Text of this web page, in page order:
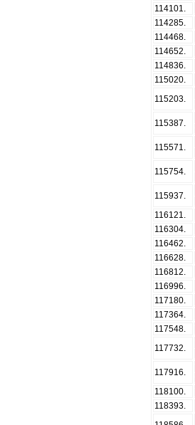
114101
114285
114468
114652
114836
115020
115203
115387
115571
115754
115937
116121
116304
116462
116628
116812
116996
117180
117364
117548
117732
117916
118100
118393